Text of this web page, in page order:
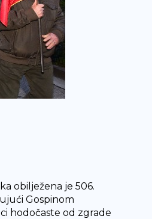
obilježena je 506.
Gospinom
hodočaste od zgrade